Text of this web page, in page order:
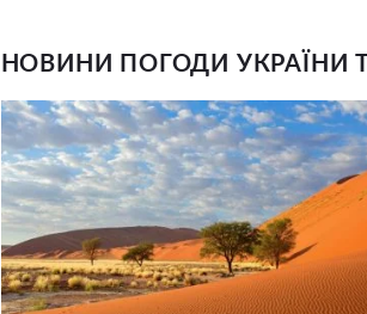
НОВИНИ ПОГОДИ УКРАЇНИ